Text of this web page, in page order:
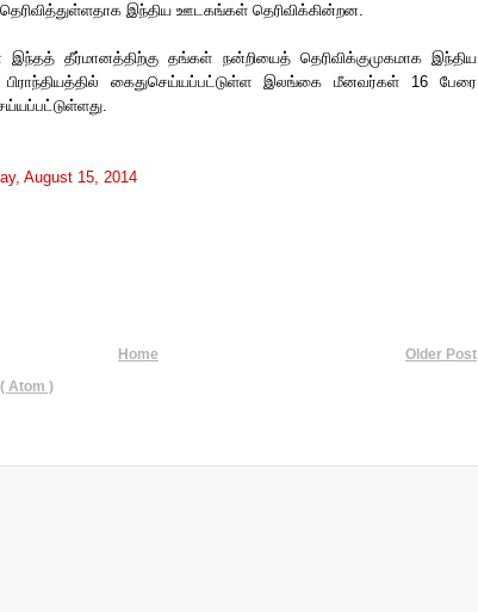
இந்திய ஊடகங்கள் தெரிவிக்கின்றன.
இந்தத் தீர்மானத்திற்கு தங்கள் நன்றியைத் தெரிவிக்குமுகமாக இந்திய
பிராந்தியத்தில் கைதுசெய்யப்பட்டுள்ள இலங்கை மீனவர்கள் 16 பேரை
August 15, 2014
Older Post
Home
Atom )